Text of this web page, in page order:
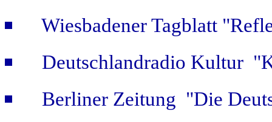
Wiesbadener Tagblatt
Deutschlandradio Kultur
Berliner Zeitung "Die